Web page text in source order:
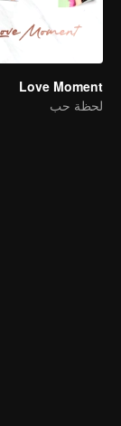
Love Moment
لحظة حب